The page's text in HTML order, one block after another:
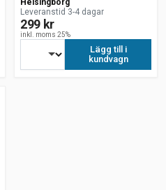
Helsingborg
Leveranstid 3-4 dagar
299 kr
inkl. moms 25%
Lägg till i
kundvagn